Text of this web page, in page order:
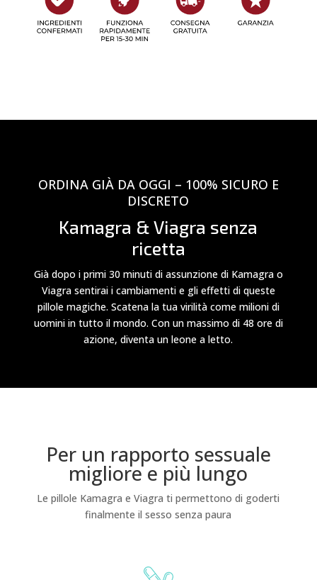
ORDINA GIÀ DA OGGI – 100% SICURO E
DISCRETO
Kamagra & Viagra senza
ricetta
Già dopo i primi 30 minuti di assunzione di Kamagra o
Viagra sentirai i cambiamenti e gli effetti di queste
pillole magiche. Scatena la tua virilità come milioni di
uomini in tutto il mondo. Con un massimo di 48 ore di
azione, diventa un leone a letto.
Per un rapporto sessuale
migliore e più lungo
Le pillole Kamagra e Viagra ti permettono di goderti
finalmente il sesso senza paura